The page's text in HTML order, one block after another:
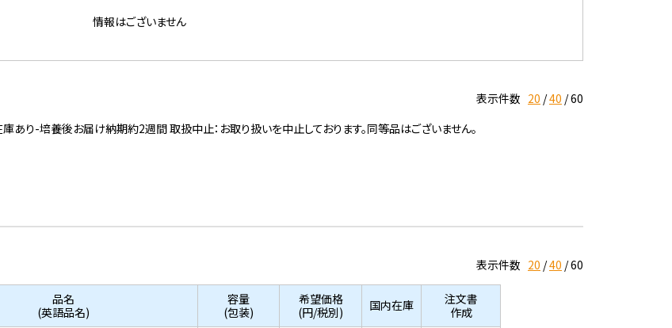
情報はございません
表示件数 20 40 60
り-培養後お届け納期約2週間 取扱中止：お取り扱いを中止しております。同等品はございません。
表示件数 20 40 60
品名
(英語品名)
容量
(包装)
希望価格
(円/税別)
国内在庫
注文書
作成